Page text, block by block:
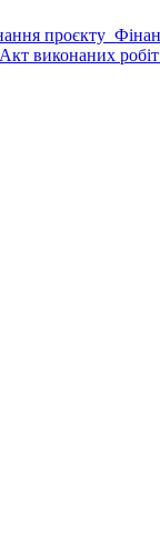
проєкту
Акт виконаних робіт